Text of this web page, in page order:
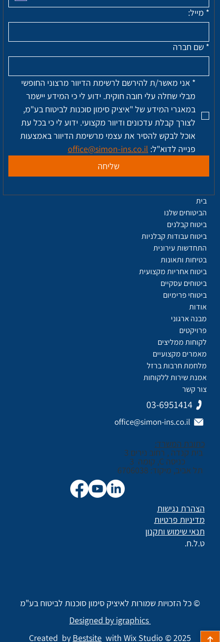
* מייל:
* שם חברה
*
פנייה לדוא"ל: office@simon-ins.co.il
שליחה
כתובת המשרד:
בית קנדה , רחוב נירים 3
כניסה C, קומה 3
תל אביב, מיקוד: 6706038
03-6951414
office@simon-ins.co.il
הצהרת נגישות
תנאי שימוש ותקנון
מדיניות פרטיות
ט.ל.ח.
אודות
מבנה ארגוני
פרויקטים
לקוחות ממליצים
מאמרים מקצועיים
מלחמת חרבות ברזל
אמנת שירות ללקוחות
צור קשר
בית
הביטוחים שלנו
ביטוח קבלנים
ביטוח עבודות קבלניות
התחדשות עירונית
בטיחות ותאונות
ביטוח אחריות מקצועית
ביטוחים עסקיים
ביטוחי פרימיום
Created by Bestsite with Wix Studio © 2025
Designed by igraphics
© כל הזכויות שמורות לאיציק סימון סוכנות לביטוח בע"מ